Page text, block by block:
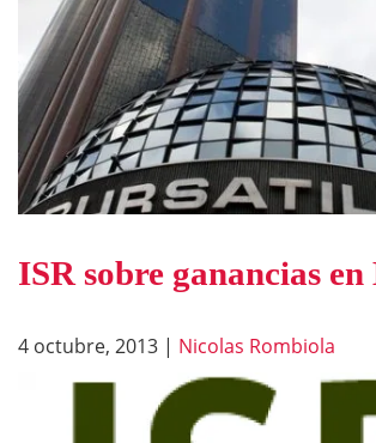
ISR sobre ganancias en
4 octubre, 2013 | Nicolas Rombiola